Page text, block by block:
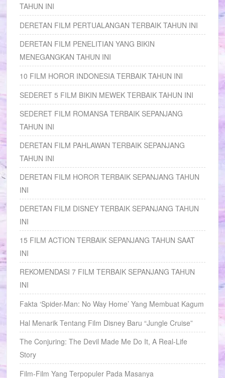
TAHUN INI
DERETAN FILM PERTUALANGAN TERBAIK TAHUN INI
DERETAN FILM PENELITIAN YANG BIKIN
MENEGANGKAN TAHUN INI
10 FILM HOROR INDONESIA TERBAIK TAHUN INI
SEDERET 5 FILM BIKIN MEWEK TERBAIK TAHUN INI
SEDERET FILM ROMANSA TERBAIK SEPANJANG
TAHUN INI
DERETAN FILM PAHLAWAN TERBAIK SEPANJANG
TAHUN INI
DERETAN FILM HOROR TERBAIK SEPANJANG TAHUN
INI
DERETAN FILM DISNEY TERBAIK SEPANJANG TAHUN
INI
15 FILM ACTION TERBAIK SEPANJANG TAHUN SAAT
INI
REKOMENDASI 7 FILM TERBAIK SEPANJANG TAHUN
INI
Fakta ‘Spider-Man: No Way Home’ Yang Membuat Kagum
Hal Menarik Tentang Film Disney Baru “Jungle Cruise”
The Conjuring: The Devil Made Me Do It, A Real-Life
Story
Film-Film Yang Terpopuler Pada Masanya